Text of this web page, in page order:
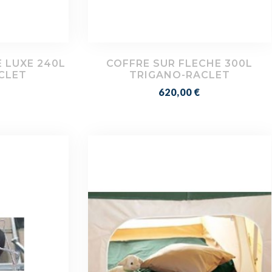
LUXE 240L
COFFRE SUR FLECHE 300L
TRIGANO-RACLET
Prix
620,00 €